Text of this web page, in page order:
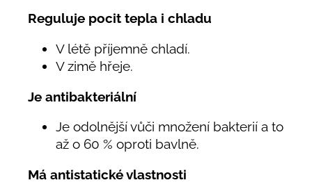
Reguluje pocit tepla i chladu
V létě příjemně chladí.
V zimě hřeje.
Je antibakteriální
Je odolnější vůči množení bakterií a to
až o 60 % oproti bavlně.
Má antistatické vlastnosti